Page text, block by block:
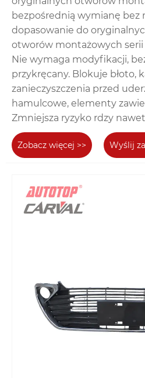
bezpośrednią wymianę bez
dopasowanie do
otworów montażowych serii
Nie wymaga modyfikacji,
przykręcany. Blokuje błoto,
zanieczyszczenia przed
hamulcowe, elementy
Zmniejsza ryzyko rdzy
Zobacz więcej >> Wyślij